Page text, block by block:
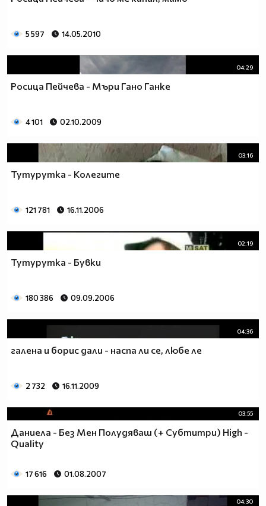
5 597 14.05.2010
04:29
Росица Пейчева - Мъри Гано Ганке
4 101 02.10.2009
03:16
Тутурутка - Колегите
121 781 16.11.2006
02:19
Тутурутка - Бувки
180 386 09.09.2006
04:36
галена и борис дали - наспа ли се, любе ле
2 732 16.11.2009
03:55
Даниела - Без Мен Полудяваш (+ Субтитри) High -
Quality
17 616 01.08.2007
04:30